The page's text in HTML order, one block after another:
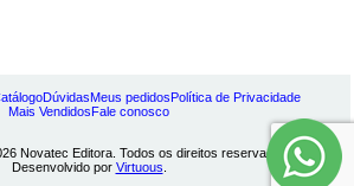
DúvidasMeus pedidosPolítica de Privacidade
Mais VendidosFale conosco
Novatec Editora. Todos os direitos reservados.
Desenvolvido por Virtuous